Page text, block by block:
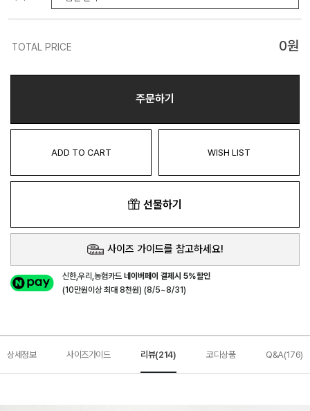
TOTAL PRICE 0원
주문하기
ADD TO CART WISH LIST
선물하기
사이즈 가이드를 참고하세요!
신한,우리,농협카드네이버페이 결제시 5%할인
(10만원이상 최대 8천원) (8/5~8/31)
상세정보 사이즈가이드 리뷰(214) 코디상품 Q&A(176)